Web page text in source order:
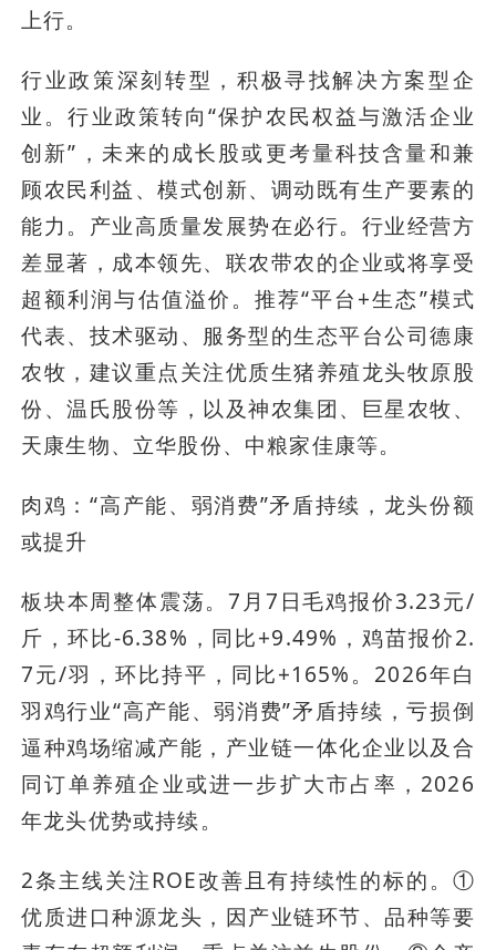
上行。
行业政策深刻转型，积极寻找解决方案型企
业。行业政策转向“保护农民权益与激活企业
创新”，未来的成长股或更考量科技含量和兼
顾农民利益、模式创新、调动既有生产要素的
能力。产业高质量发展势在必行。行业经营方
差显著，成本领先、联农带农的企业或将享受
超额利润与估值溢价。推荐“平台+生态”模式
代表、技术驱动、服务型的生态平台公司德康
农牧，建议重点关注优质生猪养殖龙头牧原股
份、温氏股份等，以及神农集团、巨星农牧、
天康生物、立华股份、中粮家佳康等。
肉鸡：“高产能、弱消费”矛盾持续，龙头份额
或提升
板块本周整体震荡。7月7日毛鸡报价3.23元/
斤，环比-6.38%，同比+9.49%，鸡苗报价2.
7元/羽，环比持平，同比+165%。2026年白
羽鸡行业“高产能、弱消费”矛盾持续，亏损倒
逼种鸡场缩减产能，产业链一体化企业以及合
同订单养殖企业或进一步扩大市占率，2026
年龙头优势或持续。
2条主线关注ROE改善且有持续性的标的。①
优质进口种源龙头，因产业链环节、品种等要